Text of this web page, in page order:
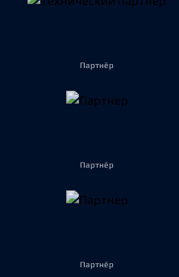
Партнёр
Партнёр
Партнёр